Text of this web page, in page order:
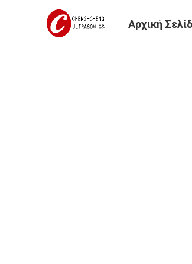
Αρχική